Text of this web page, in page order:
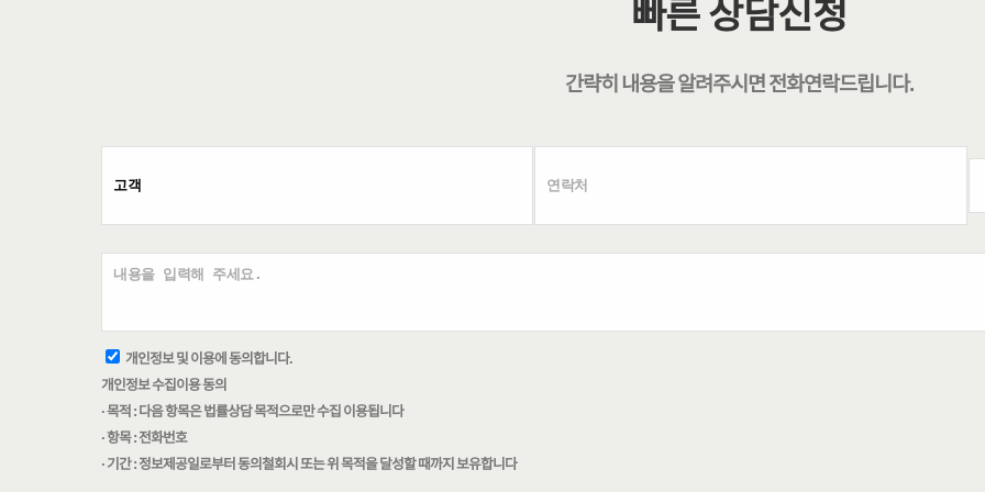
빠른 상담신청
간략히 내용을 알려주시면전화연락드립니다.
개인정보 및 이용에 동의합니다.
개인정보 수집이용 동의
· 목적 : 다음 항목은 법률상담 목적으로만 수집 이용됩니다
· 항목 : 전화번호
· 기간 : 정보제공일로부터 동의철회시 또는 위 목적을 달성할 때까지 보유합니다